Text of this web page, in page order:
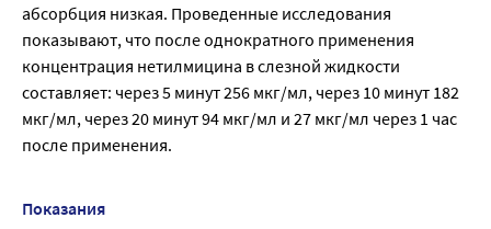
абсорбция низкая. Проведенные исследования
показывают, что после однократного применения
концентрация нетилмицина в слезной жидкости
составляет: через 5 минут 256 мкг/мл, через 10 минут 182
мкг/мл, через 20 минут 94 мкг/мл и 27 мкг/мл через 1 час
после применения.
Показания